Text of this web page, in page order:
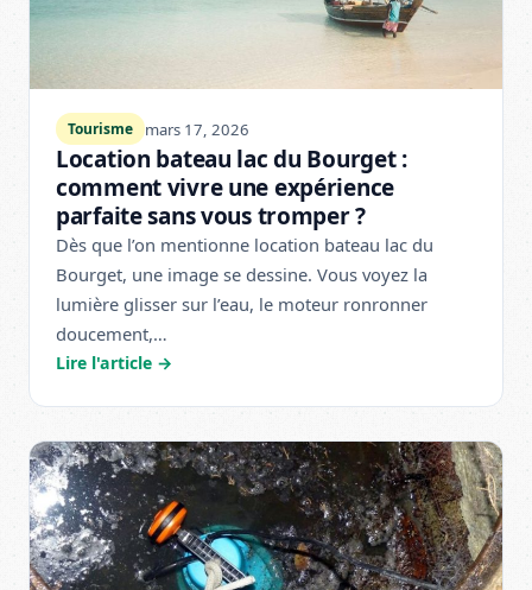
Tourisme mars 17, 2026
Location bateau lac du Bourget :
comment vivre une expérience
parfaite sans vous tromper ?
Dès que l’on mentionne location bateau lac du
Bourget, une image se dessine. Vous voyez la
lumière glisser sur l’eau, le moteur ronronner
doucement,…
Lire l'article →